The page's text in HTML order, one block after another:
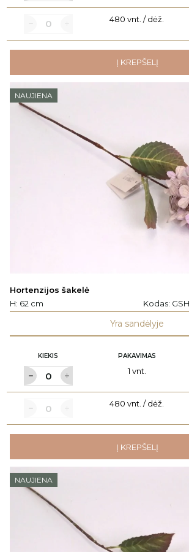
480 vnt. / dėž.
Į KREPŠELĮ
NAUJIENA
Hortenzijos šakelė
H: 62 cm
Kodas:
Yra sandėlyje
KIEKIS PAKAVIMAS
1 vnt.
480 vnt. / dėž.
Į KREPŠELĮ
NAUJIENA